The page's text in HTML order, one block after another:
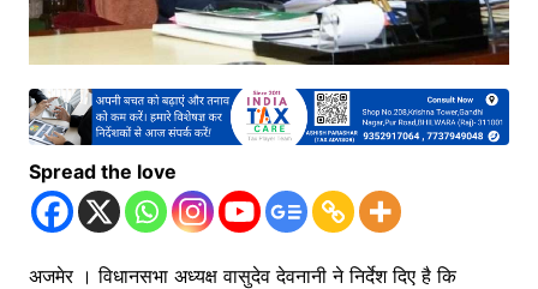
Spread the love
अजमेर । विधानसभा अध्यक्ष वासुदेव देवनानी ने निर्देश दिए है कि